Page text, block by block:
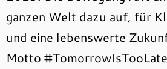
ganzen Welt dazu auf, für
und eine lebenswerte
Motto